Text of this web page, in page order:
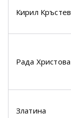
Кирил Кръстев
Рада Христова
Златина